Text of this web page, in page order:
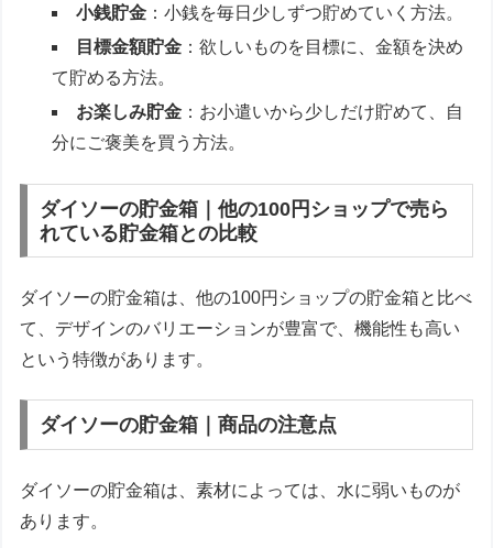
小銭貯金 ：小銭を毎日少しずつ貯めていく方法。
目標金額貯金 ：欲しいものを目標に、金額を決め
て貯める方法。
お楽しみ貯金 ：お小遣いから少しだけ貯めて、自
分にご褒美を買う方法。
ダイソーの貯金箱｜他の100円ショップで売ら
れている貯金箱との比較
ダイソーの貯金箱は、他の100円ショップの貯金箱と比べ
て、デザインのバリエーションが豊富で、機能性も高い
という特徴があります。
ダイソーの貯金箱｜商品の注意点
ダイソーの貯金箱は、素材によっては、水に弱いものが
あります。